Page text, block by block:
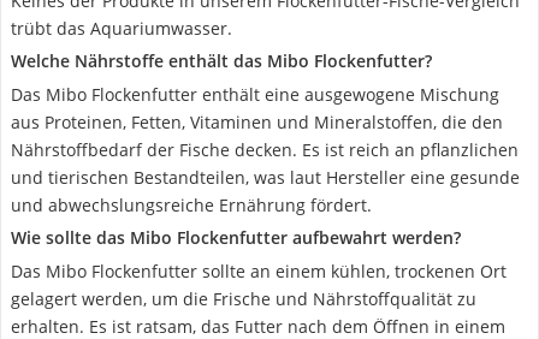
trübt das Aquariumwasser.
Welche Nährstoffe enthält das Mibo Flockenfutter?
Das Mibo Flockenfutter enthält eine ausgewogene Mischung
aus Proteinen, Fetten, Vitaminen und Mineralstoffen, die den
Nährstoffbedarf der Fische decken. Es ist reich an pflanzlichen
und tierischen Bestandteilen, was laut Hersteller eine gesunde
und abwechslungsreiche Ernährung fördert.
Wie sollte das Mibo Flockenfutter aufbewahrt werden?
Das Mibo Flockenfutter sollte an einem kühlen, trockenen Ort
gelagert werden, um die Frische und Nährstoffqualität zu
erhalten. Es ist ratsam, das Futter nach dem Öffnen in einem